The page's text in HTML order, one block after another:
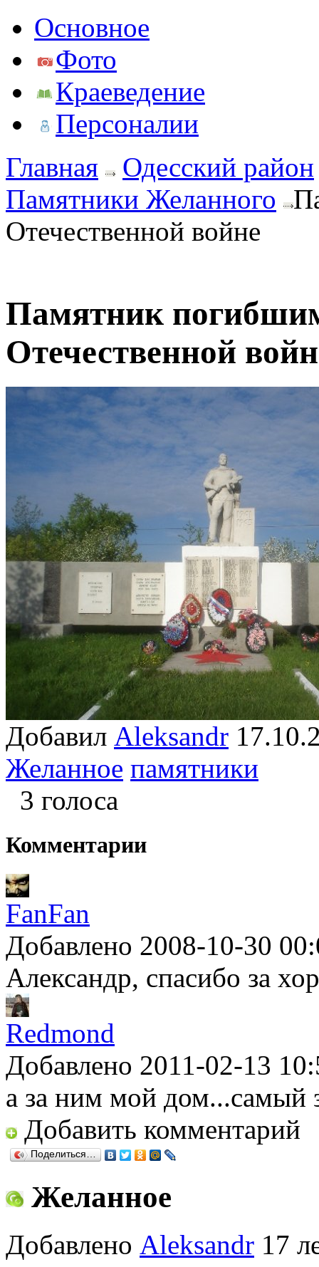
Основное
Фото
Краеведение
Персоналии
Главная
Одесский район
Памятники Желанного
Отечественной войне
Памятник
Отечественной
Добавил Aleksandr
Желанное памятники
3 голоса
Комментарии
FanFan
Добавлено 2008-10-30
Александр, спасибо за
Redmond
Добавлено 2011-02-13
а за ним мой дом...самый
Добавить комментарий
Поделиться…
Желанное
Добавлено Aleksandr 17